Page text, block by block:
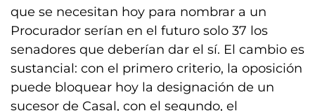
que se necesitan hoy para nombrar a un
Procurador serían en el futuro solo 37 los
senadores que deberían dar el sí. El cambio es
sustancial: con el primero criterio, la oposición
puede bloquear hoy la designación de un
sucesor de Casal, con el segundo, el